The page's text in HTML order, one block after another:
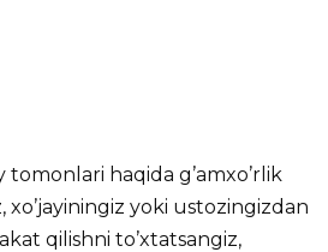
haqida g’amxo’rlik
xo’jayiningiz yoki ustozingizdan
qilishni to’xtatsangiz,